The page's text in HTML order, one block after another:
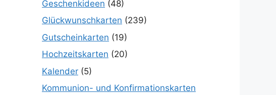
Geschenkideen (48)
Glückwunschkarten (239)
Gutscheinkarten (19)
Hochzeitskarten (20)
Kalender (5)
Kommunion- und Konfirmationskarten